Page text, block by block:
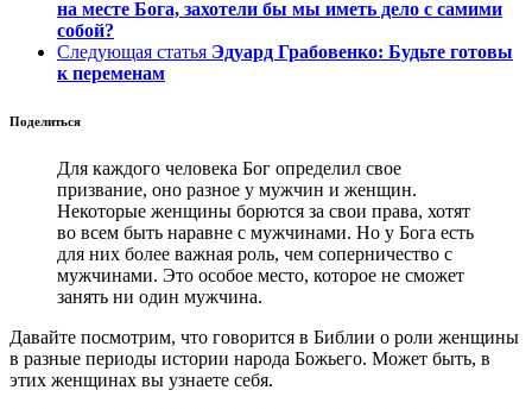
на месте Бога, захотели бы мы иметь дело с самими
собой?
Следующая статья Эдуард Грабовенко: Будьте готовы
к переменам
Поделиться
Для каждого человека Бог определил свое
призвание, оно разное у мужчин и женщин.
Некоторые женщины борются за свои права, хотят
во всем быть наравне с мужчинами. Но у Бога есть
для них более важная роль, чем соперничество с
мужчинами. Это особое место, которое не сможет
занять ни один мужчина.
Давайте посмотрим, что говорится в Библии о роли женщины
в разные периоды истории народа Божьего. Может быть, в
этих женщинах вы узнаете себя.